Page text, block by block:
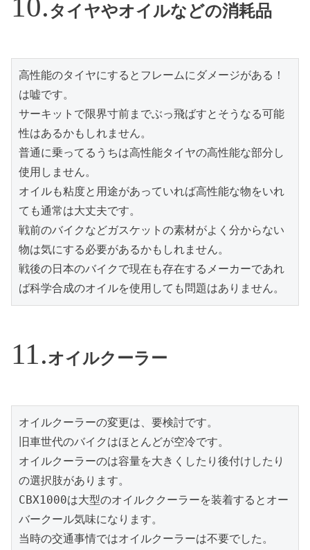
タイヤやオイルなどの消耗品
高性能のタイヤにするとフレームにダメージがある！
は嘘です。
サーキットで限界寸前までぶっ飛ばすとそうなる可能
性はあるかもしれません。
普通に乗ってるうちは高性能タイヤの高性能な部分し
使用しません。
オイルも粘度と用途があっていれば高性能な物をいれ
ても通常は大丈夫です。
戦前のバイクなどガスケットの素材がよく分からない
物は気にする必要があるかもしれません。
戦後の日本のバイクで現在も存在するメーカーであれ
ば科学合成のオイルを使用しても問題はありません。
オイルクーラー
オイルクーラーの変更は、要検討です。
旧車世代のバイクはほとんどが空冷です。
オイルクーラーのは容量を大きくしたり後付けしたり
の選択肢があります。
CBX1000は大型のオイルククーラーを装着するとオー
バークール気味になります。
当時の交通事情ではオイルクーラーは不要でした。